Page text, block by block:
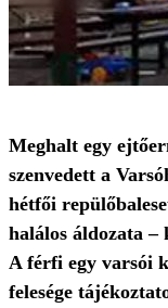
Meghalt egy
szenvedett a
hétfői
halálos áldozata –
A férfi egy varsói
felesége